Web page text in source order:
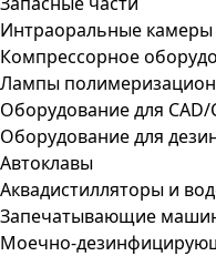
Интраоральные камеры
Компрессорное
Лампы
Оборудование для CAD/
Оборудование для
Автоклавы
Аквадистилляторы и
Запечатывающие
Моечно-